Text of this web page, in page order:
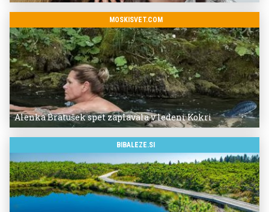
MOSKISVET.COM
Alenka Bratušek spet zaplavala v ledeni Kokri
BIBALEZE.SI